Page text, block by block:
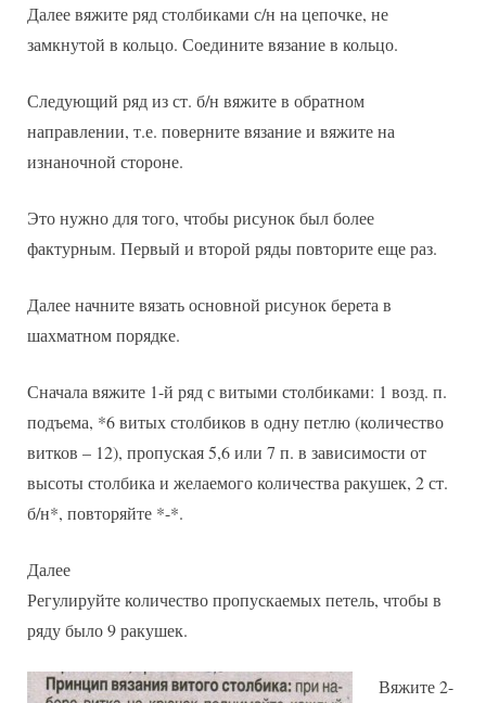
Далее вяжите ряд столбиками с/н на цепочке, не
замкнутой в кольцо. Соедините вязание в кольцо.
Следующий ряд из ст. б/н вяжите в обратном
направлении, т.е. поверните вязание и вяжите на
изнаночной стороне.
Это нужно для того, чтобы рисунок был более
фактурным. Первый и второй ряды повторите еще раз.
Далее начните вязать основной рисунок берета в
шахматном порядке.
Сначала вяжите 1-й ряд с витыми столбиками: 1 возд. п.
подъема, *6 витых столбиков в одну петлю (количество
витков – 12), пропуская 5,6 или 7 п. в зависимости от
высоты столбика и желаемого количества ракушек, 2 ст.
б/н*, повторяйте *-*.
Далее
Регулируйте количество пропускаемых петель, чтобы в
ряду было 9 ракушек.
Вяжите 2-